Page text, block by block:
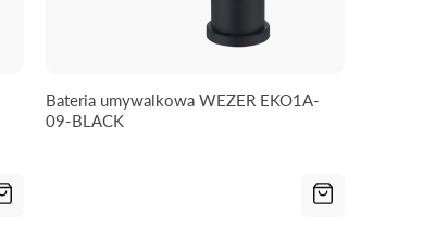
Bateria umywalkowa WEZER EKO1A-
09-BLACK